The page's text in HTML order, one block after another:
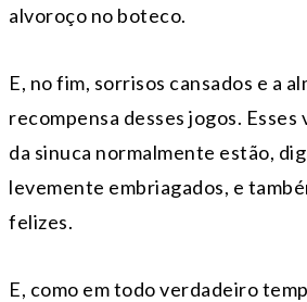
alvoroço no boteco.
E, no fim, sorrisos cansados e a
recompensa desses jogos.
da sinuca normalmente estão,
levemente embriagados, e
felizes.
E, como em todo verdadeiro